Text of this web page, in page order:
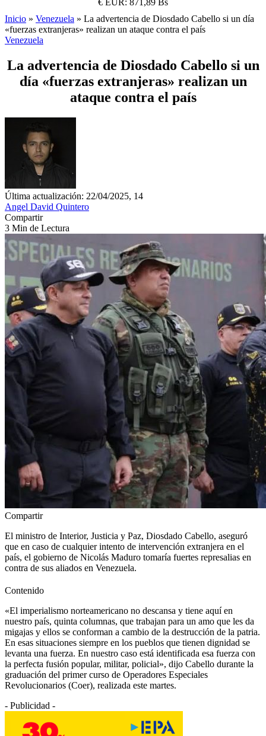
€ EUR: 871,89 Bs
Inicio » Venezuela » La advertencia de Diosdado Cabello si un día
«fuerzas extranjeras» realizan un ataque contra el país
Venezuela
La advertencia de Diosdado Cabello si un
día «fuerzas extranjeras» realizan un
ataque contra el país
Última actualización: 22/04/2025, 14
Angel David Quintero
Compartir
3 Min de Lectura
Compartir
El ministro de Interior, Justicia y Paz, Diosdado Cabello, aseguró
que en caso de cualquier intento de intervención extranjera en el
país, el gobierno de Nicolás Maduro tomaría fuertes represalias en
contra de sus aliados en Venezuela.
Contenido
«El imperialismo norteamericano no descansa y tiene aquí en
nuestro país, quinta columnas, que trabajan para un amo que les da
migajas y ellos se conforman a cambio de la destrucción de la patria.
En esas situaciones siempre en los pueblos que tienen dignidad se
levanta una fuerza. En nuestro caso está identificada esa fuerza con
la perfecta fusión popular, militar, policial», dijo Cabello durante la
graduación del primer curso de Operadores Especiales
Revolucionarios (Coer), realizada este martes.
- Publicidad -